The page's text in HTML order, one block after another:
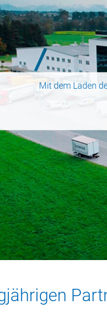
Mit dem Laden